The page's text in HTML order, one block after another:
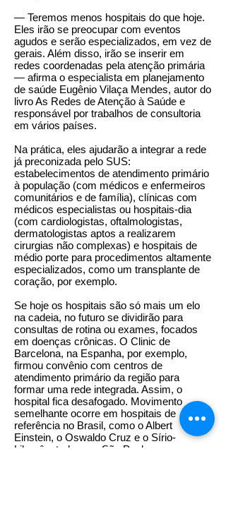
— Teremos menos hospitais do que hoje.
Eles irão se preocupar com eventos
agudos e serão especializados, em vez de
gerais. Além disso, irão se inserir em
redes coordenadas pela atenção primária
— afirma o especialista em planejamento
de saúde Eugênio Vilaça Mendes, autor do
livro As Redes de Atenção à Saúde e
responsável por trabalhos de consultoria
em vários países.
Na prática, eles ajudarão a integrar a rede
já preconizada pelo SUS:
estabelecimentos de atendimento primário
à população (com médicos e enfermeiros
comunitários e de família), clínicas com
médicos especialistas ou hospitais-dia
(com cardiologistas, oftalmologistas,
dermatologistas aptos a realizarem
cirurgias não complexas) e hospitais de
médio porte para procedimentos altamente
especializados, como um transplante de
coração, por exemplo.
Se hoje os hospitais são só mais um elo
na cadeia, no futuro se dividirão para
consultas de rotina ou exames, focados
em doenças crônicas. O Clinic de
Barcelona, na Espanha, por exemplo,
firmou convênio com centros de
atendimento primário da região para
formar uma rede integrada. Assim, o
hospital fica desafogado. Movimento
semelhante ocorre em hospitais de
referência no Brasil, como o Albert
Einstein, o Oswaldo Cruz e o Sírio-
Libanês, todos em São Paulo.